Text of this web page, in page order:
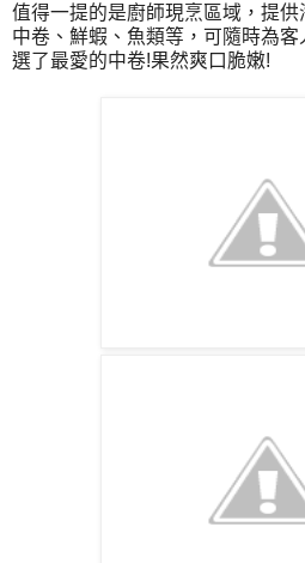
值得一提的是廚師現烹區域，提
中卷、鮮蝦、魚類等，可隨時為客
選了最愛的中卷!果然爽口脆嫩!